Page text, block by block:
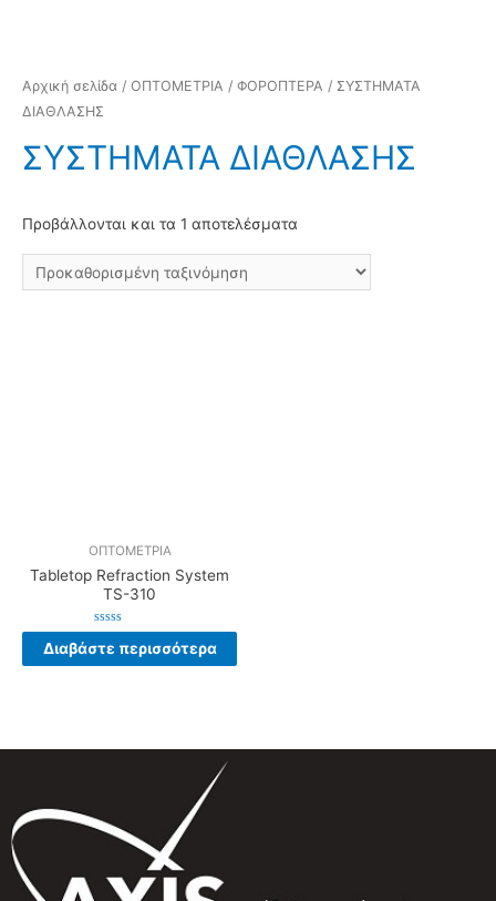
Αρχική σελίδα / ΟΠΤΟΜΕΤΡΙΑ / ΦΟΡΟΠΤΕΡΑ / ΣΥΣΤΗΜΑΤΑ
ΔΙΑΘΛΑΣΗΣ
ΣΥΣΤΗΜΑΤΑ ΔΙΑΘΛΑΣΗΣ
Προβάλλονται και τα 1 αποτελέσματα
ΟΠΤΟΜΕΤΡΙΑ
Tabletop Refraction System
TS-310
Βαθμολογήθηκε
με
Διαβάστε περισσότερα